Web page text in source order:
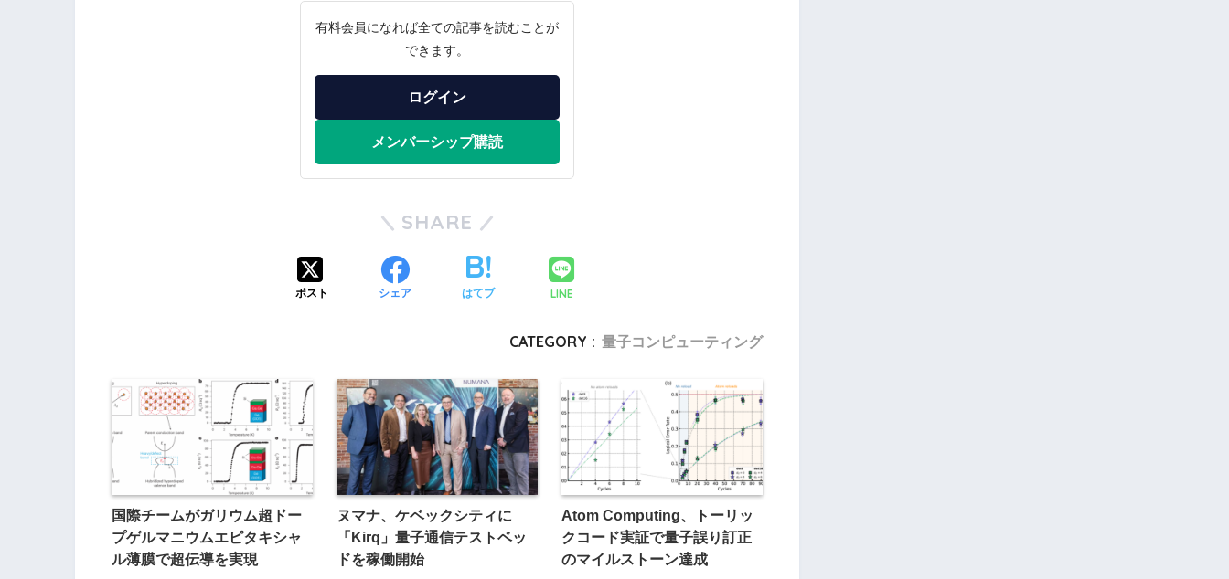
有料会員になれば全ての記事を読むことが
できます。
ログイン
メンバーシップ購読
SHARE
ポスト シェア はてブ LINE
CATEGORY : 量子コンピューティング
国際チームがガリウム超ドー
プゲルマニウムエピタキシャ
ル薄膜で超伝導を実現
ヌマナ、ケベックシティに
「Kirq」量子通信テストベッ
ドを稼働開始
Atom Computing、トーリッ
クコード実証で量子誤り訂正
のマイルストーン達成